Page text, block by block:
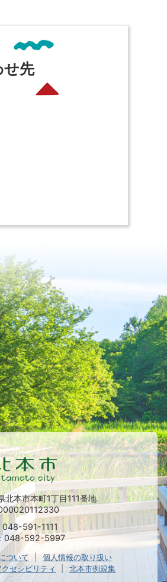
せ先
本市本町1丁目111番地
048-591-1111
048-592-5997
ついて
個人情報の取り扱い
セシビリティ 北本市例規集